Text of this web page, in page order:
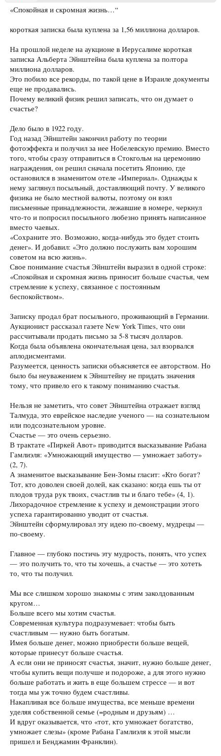
«Спокойная и скромная жизнь…“
короткая записка была куплена за 1,56 миллиона долларов.
На прошлой неделе на аукционе в Иерусалиме короткая
записка Альберта Эйнштейна была куплена за полтора
миллиона долларов.
Это побило все рекорды, по такой цене в Израиле документы
еще не продавались.
Почему великий физик решил записать, что он думает о
счастье?
Дело было в 1922 году.
Год назад Эйнштейн закончил работу по теории
фотоэффекта и получил за нее Нобелевскую премию. Вместо
того, чтобы сразу отправиться в Стокгольм на церемонию
награждения, он решил сначала посетить Японию, где
остановился в знаменитом отеле «Империал». Однажды к
нему заглянул посыльный, доставляющий почту. У великого
физика не было местной валюты, поэтому он взял
письменные принадлежности, лежавшие в номере, черкнул
что-то и попросил посыльного любезно принять написанное
вместо чаевых.
«Сохраните это. Возможно, когда-нибудь это будет стоить
денег». И добавил: «Это должно послужить вам хорошим
советом на всю жизнь».
Свое понимание счастья Эйнштейн выразил в одной строке:
«Спокойная и скромная жизнь приносит больше счастья, чем
стремление к успеху, связанное с постоянным
беспокойством».
Записку продал брат посыльного, проживающий в Германии.
Аукционист рассказал газете New York Times, что они
рассчитывали продать письмо за 5-8 тысяч долларов.
Когда была объявлена окончательная цена, зал взорвался
аплодисментами.
Разумеется, ценность записки объясняется ее авторством. Но
было бы неуважением к Эйнштейну не придать значения
тому, что привело его к такому пониманию счастья.
Нельзя не заметить, что совет Эйнштейнa отражает взгляд
Талмуда, это еврейское наследие ученого — на сознательном
или подсознательном уровне.
Счастье — это очень серьезно.
В трактате «Пиркей Авот» приводится высказывание Рабана
Гамлиэля: «Умножающий имущество — умножает заботу»
(2, 7).
А знаменитое высказывание Бен-Зомы гласит: «Кто богат?
Тот, кто доволен своей долей, как сказано: когда ешь ты от
плодов труда рук твоих, счастлив ты и благо тебе» (4, 1).
Лихорадочное стремление к успеху и демонстрации этого
успеха гарантированно уводит от счастья.
Эйнштейн сформулировал эту идею по-своему, мудрецы —
по-своему.
Главное — глубоко постичь эту мудрость, понять, что успех
— это получить то, что ты хочешь, а счастье — это хотеть
то, что ты получил.
Мы все слишком хорошо знакомы с этим заколдованным
кругом…
Больше всего мы хотим счастья.
Современная культура подразумевает: чтобы быть
счастливым — нужно быть богатым.
Имея больше денег, можно приобрести больше вещей,
которые принесут больше счастья.
А если они не приносят счастья, значит, нужно больше денег,
чтобы купить вещи получше и подороже, а для этого нужно
больше работать и жить в еще большем стрессе — и вот
тогда мы уж точно будем счастливы.
Накапливая все больше имущества, все меньше времени
уделяя собственной семье (=родным и друзьям) …
И вдруг оказывается, что «тот, кто умножает богатство,
умножает слезы» (кроме Рабана Гамлиэля к этой мысли
пришел и Бенджамин Франклин).